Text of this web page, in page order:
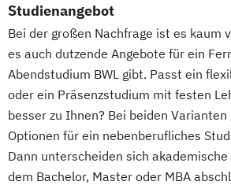
Stress- und Burnout-Coach
Studioleitung Fitness & Sport
Triathlon Trainer/in
Vertriebs- und
Fitnessstudios
Wellness und Spa
Wirtschaftsbezogene
Gesundheitspädagoge/-in -
Gesundheitsberater/-in
"Burnout-Prävention"
Gesundheitspädagoge/-in -
Gesundheitsberater/-in
"Ernährung in besonderen
Gesundheitspädagoge/-in -
Gesundheitsberater/-in
Studienangebot
Bei der großen Nachfrage ist es kaum
es auch dutzende Angebote für ein
Abendstudium BWL gibt. Passt ein
oder ein Präsenzstudium mit festen
besser zu Ihnen? Bei beiden
Optionen für ein nebenberufliches
Dann unterscheiden sich
dem Bachelor, Master oder MBA